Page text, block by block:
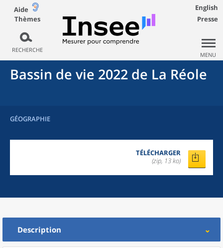
Aide
Thèmes
RECHERCHE
English
Presse
MENU
Bassin de vie 2022 de La Réole
GÉOGRAPHIE
TÉLÉCHARGER
(zip, 13 ko)
Description